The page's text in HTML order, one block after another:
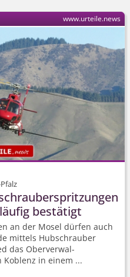
bestätigt
an der Mosel dürfen auch
mittels Hubschrauber
das Oberverwal­
in einem ...
www.urteile.news